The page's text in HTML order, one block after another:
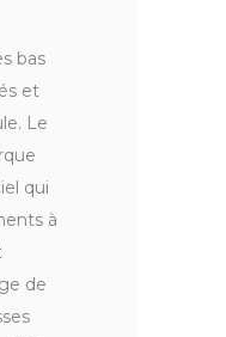
bas
et
Le
qui
à
de